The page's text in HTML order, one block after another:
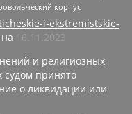
корпус
i-ekstremistskie-
16.11.2023
и религиозных
судом принято
о ликвидации или